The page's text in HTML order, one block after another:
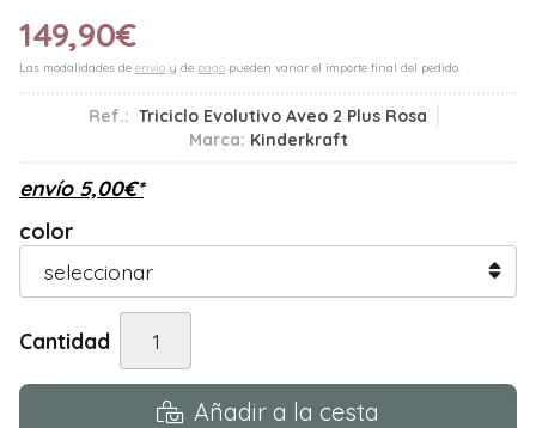
149,90€
Las modalidades de envío y de pago pueden variar el importe final del pedido.
Ref.: Triciclo Evolutivo Aveo 2 Plus Rosa
Marca: Kinderkraft
envío 5,00€*
color
Cantidad
Añadir a la cesta